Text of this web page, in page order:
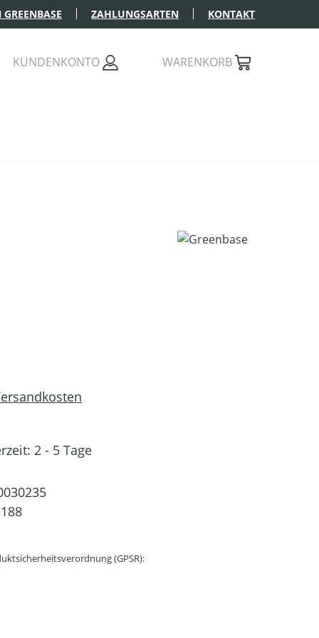
ZAHLUNGSARTEN KONTAKT
KUNDENKONTO WARENKORB
2 - 5 Tage
(GPSR):